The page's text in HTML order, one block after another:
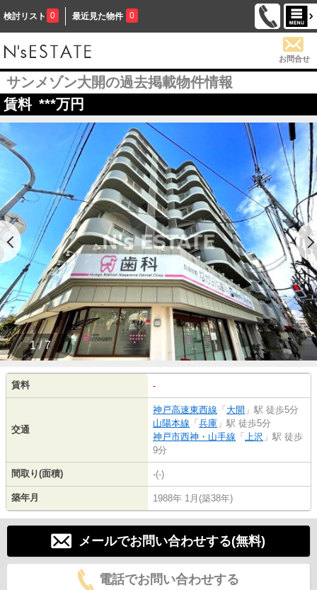
検討リスト 0 最近見た物件 0
お問合せ
サンメゾン大開の過去掲載物件情報
賃料 ***万円
1 / 7
賃料 -
交通
神戸高速東西線 「 大開 」駅 徒歩5分
山陽本線 「 兵庫 」駅 徒歩5分
神戸市西神・山手線 「 上沢 」駅 徒歩
9分
間取り(面積) -(-)
築年月 1988年 1月(築38年)
メールでお問い合わせする(無料)
電話でお問い合わせする